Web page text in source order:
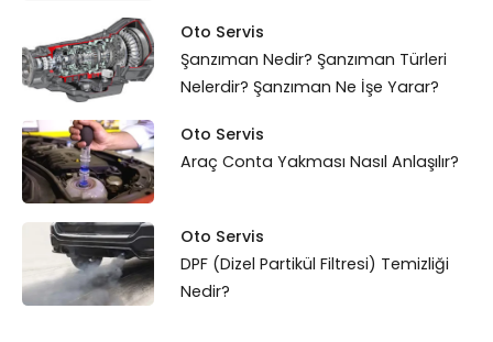
Oto Servis
Şanzıman Nedir? Şanzıman Türleri
Nelerdir? Şanzıman Ne İşe Yarar?
Oto Servis
Araç Conta Yakması Nasıl Anlaşılır?
Oto Servis
DPF (Dizel Partikül Filtresi) Temizliği
Nedir?